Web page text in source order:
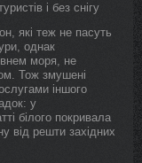
і без снігу
які теж не пасуть
однак
моря, не
Тож змушені
іншого
у
білого покривала
від решти західних